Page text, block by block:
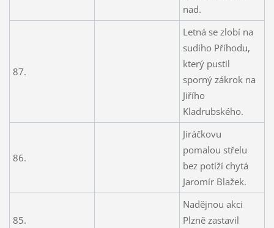
nad.
87.
Letná se zlobí na
sudího Příhodu,
který pustil
sporný zákrok na
Jiřího
Kladrubského.
86.
Jiráčkovu
pomalou střelu
bez potíží chytá
Jaromír Blažek.
85.
Nadějnou akci
Plzně zastavil